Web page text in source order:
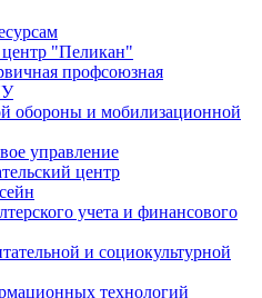
"Пеликан"
профсоюзная
обороны и мобилизационной
управление
центр
учета и финансового
и социокультурной
технологий